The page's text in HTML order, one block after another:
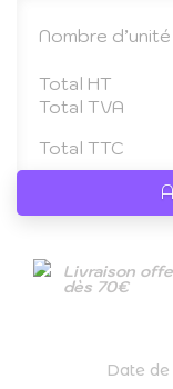
Nombre d’unité
Total HT
Total TVA
Total TTC
Livraison
dès 70€
Date